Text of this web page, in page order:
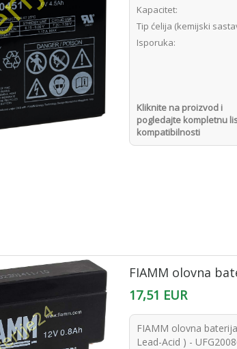
Kapacitet:
Tip ćelija (kemijski
Isporuka:
Kliknite na proizvod i
pogledajte kompletnu
kompatibilnosti
FIAMM olovna
17,51 EUR
FIAMM olovna
Lead-Acid ) -